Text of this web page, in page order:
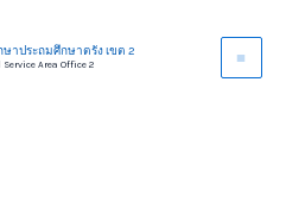
าประถมศึกษาตรัง เขต 2
Area Office 2